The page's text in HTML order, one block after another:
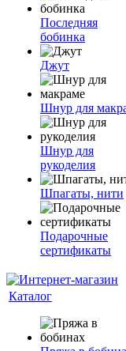
Последняя
бобинка
Джут
Шнур для
Шнур для
рукоделия
Шпагаты, нити
Подарочные
сертификаты
Каталог